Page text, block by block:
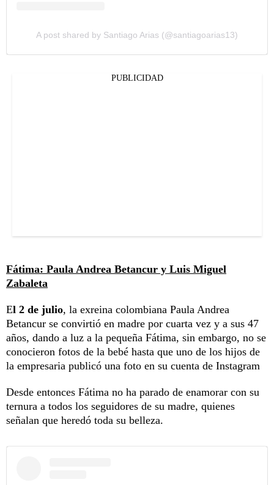
A post shared by Santiago Arias (@santiagoarias13)
PUBLICIDAD
Fátima: Paula Andrea Betancur y Luis Miguel
Zabaleta
El 2 de julio, la exreina colombiana Paula Andrea
Betancur se convirtió en madre por cuarta vez y a sus 47
años, dando a luz a la pequeña Fátima, sin embargo, no se
conocieron fotos de la bebé hasta que uno de los hijos de
la empresaria publicó una foto en su cuenta de Instagram
Desde entonces Fátima no ha parado de enamorar con su
ternura a todos los seguidores de su madre, quienes
señalan que heredó toda su belleza.